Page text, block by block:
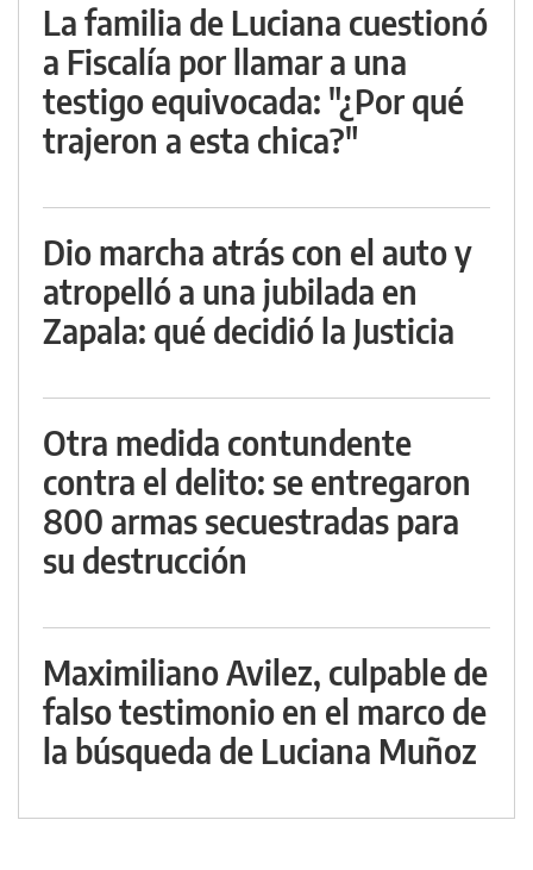
La familia de Luciana cuestionó
a Fiscalía por llamar a una
testigo equivocada: "¿Por qué
trajeron a esta chica?"
Dio marcha atrás con el auto y
atropelló a una jubilada en
Zapala: qué decidió la Justicia
Otra medida contundente
contra el delito: se entregaron
800 armas secuestradas para
su destrucción
Maximiliano Avilez, culpable de
falso testimonio en el marco de
la búsqueda de Luciana Muñoz